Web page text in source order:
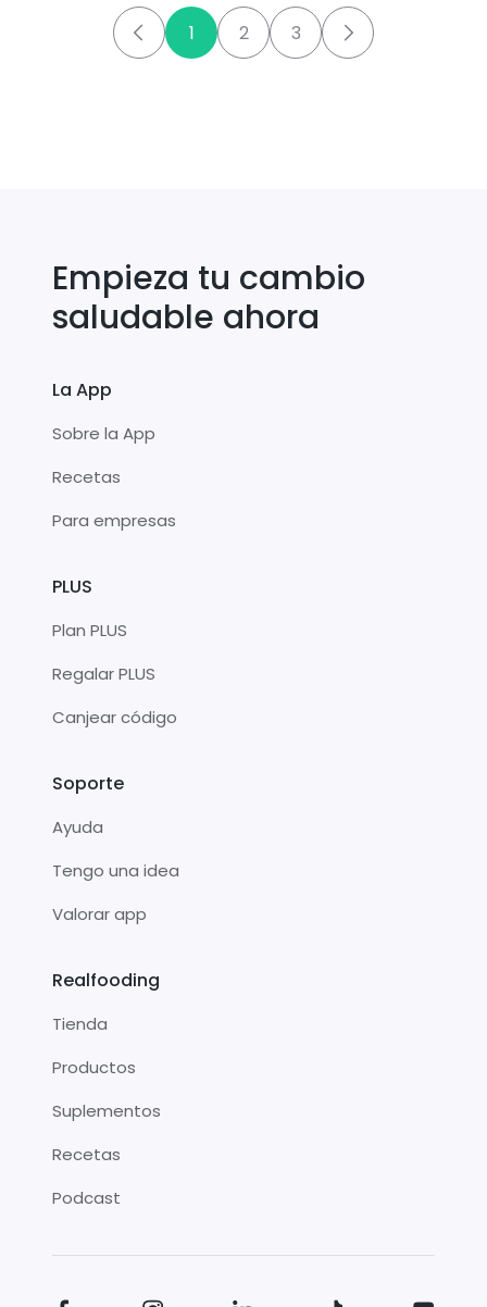
1 2 3
Empieza tu cambio
saludable ahora
La App
Sobre la App
Recetas
Para empresas
PLUS
Plan PLUS
Regalar PLUS
Canjear código
Soporte
Ayuda
Tengo una idea
Valorar app
Realfooding
Tienda
Productos
Suplementos
Recetas
Podcast